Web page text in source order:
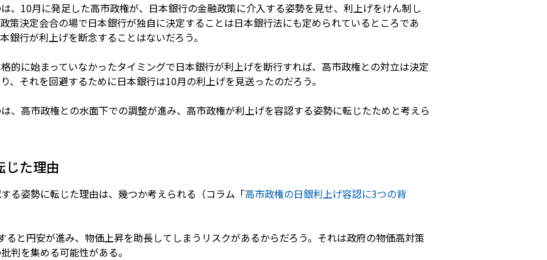
、10月に発足した高市政権が、日本銀行の金融政策に介入する姿勢を見せ、利上げをけん制し
策決定会合の場で日本銀行が独自に決定することは日本銀行法にも定められているところであ
銀行が利上げを断念することはないだろう。
的に始まっていなかったタイミングで日本銀行が利上げを断行すれば、高市政権との対立は決定
、それを回避するために日本銀行は10月の利上げを見送ったのだろう。
、高市政権との水面下での調整が進み、高市政権が利上げを容認する姿勢に転じたためと考えら
じた理由
る姿勢に転じた理由は、幾つか考えられる（コラム「高市政権の日銀利上げ容認に3つの背
と円安が進み、物価上昇を助長してしまうリスクがあるからだろう。それは政府の物価高対策
判を集める可能性がある。